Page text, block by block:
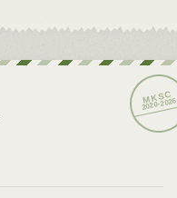
2020-2026